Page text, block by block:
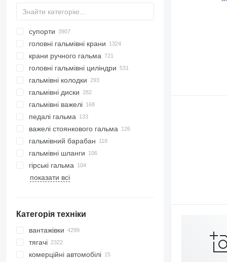
супорти
головні гальмівні крани
крани ручного гальма
головні гальмівні циліндри
гальмівні колодки
гальмівні диски
гальмівні важелі
педалі гальма
важелі стоянкового гальма
гальмівний барабан
гальмівні шланги
гірські гальма
показати всі
Категорія техніки
вантажівки
тягачі
комерційні автомобілі